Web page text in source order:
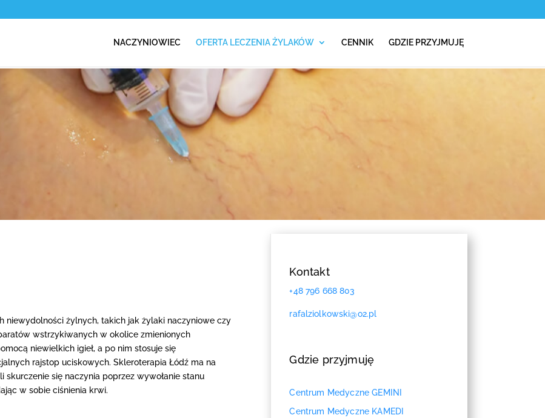
NACZYNIOWIEC OFERTA LECZENIA ŻYLAKÓW CENNIK GDZIE PRZYJMUJĘ
niewydolności żylnych, takich jak żylaki naczyniowe czy
wstrzykiwanych w okolice zmienionych
niewielkich igieł, a po nim stosuje się
rajstop uciskowych. Skleroterapia Łódź ma na
skurczenie się naczynia poprzez wywołanie stanu
w sobie ciśnienia krwi.
Kontakt
+48 796 668 803
rafalziolkowski@o2.pl
Gdzie przyjmuję
Centrum Medyczne GEMINI
Centrum Medyczne KAMEDI